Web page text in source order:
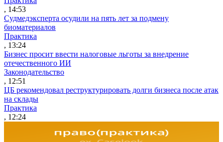
, 14:53
Судмедэксперта осудили на пять лет за подмену
биоматериалов
Практика
, 13:24
Бизнес просит ввести налоговые льготы за внедрение
отечественного ИИ
Законодательство
, 12:51
ЦБ рекомендовал реструктурировать долги бизнеса после атак
на склады
Практика
, 12:24